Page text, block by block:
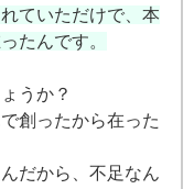
ていただけで、本
たんです。
うか？
創ったから在った
だから、不足なん